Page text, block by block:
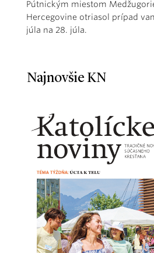
Pútnickým miestom
Hercegovine otriasol prípad
júla na 28. júla.
Najnovšie KN